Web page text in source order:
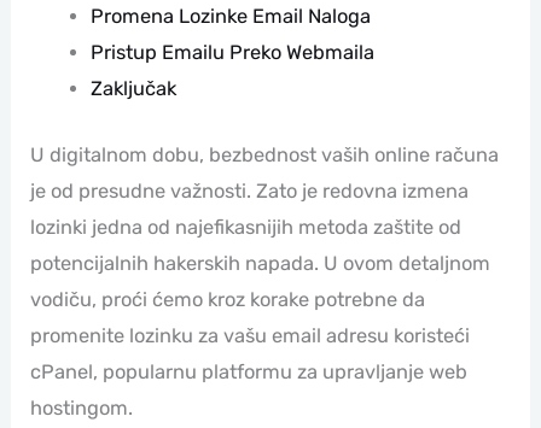
Promena Lozinke Email Naloga
Pristup Emailu Preko Webmaila
Zaključak
U digitalnom dobu, bezbednost vaših online računa
je od presudne važnosti. Zato je redovna izmena
lozinki jedna od najefikasnijih metoda zaštite od
potencijalnih hakerskih napada. U ovom detaljnom
vodiču, proći ćemo kroz korake potrebne da
promenite lozinku za vašu email adresu koristeći
cPanel, popularnu platformu za upravljanje web
hostingom.